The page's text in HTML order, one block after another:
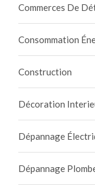
Commerces De
Consommation
Construction
Décoration
Dépannage
Dépannage